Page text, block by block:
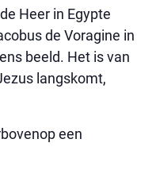
Heer in Egypte
de Voragine in
beeld. Het is van
langskomt,
een